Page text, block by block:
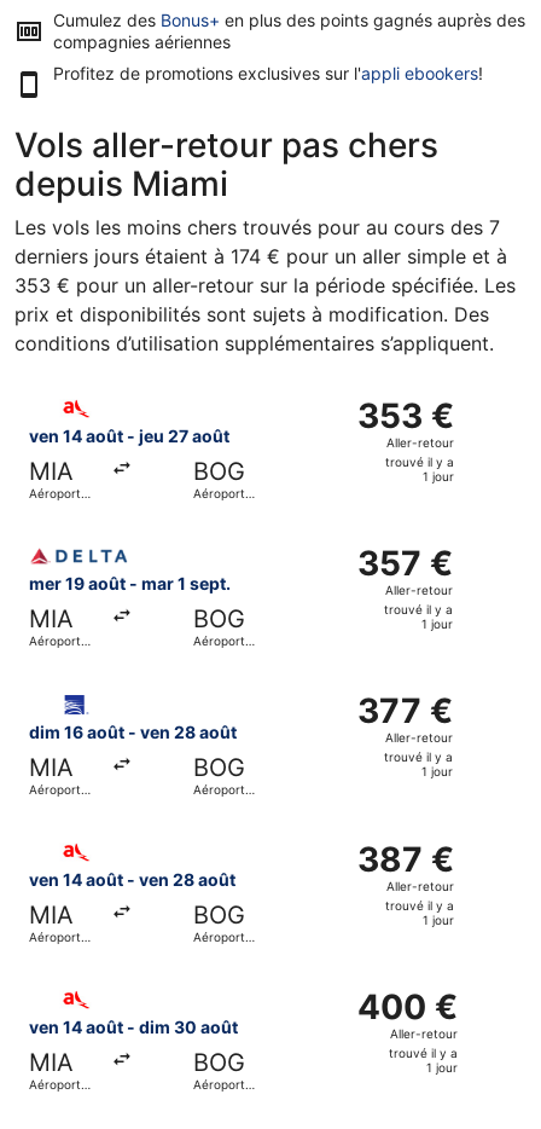
Cumulez des Bonus+ en plus des points gagnés auprès des
compagnies aériennes
Profitez de promotions exclusives sur l'appli ebookers!
Vols aller-retour pas chers
depuis Miami
Les vols les moins chers trouvés pour au cours des 7
derniers jours étaient à 174 € pour un aller simple et à
353 € pour un aller-retour sur la période spécifiée. Les
prix et disponibilités sont sujets à modification. Des
conditions d’utilisation supplémentaires s’appliquent.
ven 14 août - jeu 27 août
MIA
Aéroport
BOG
Aéroport
353 €
Aller-
retour,
a
1
jour
353 €
Aller-retour
trouvé il y a
1 jour
mer 19 août - mar 1 sept.
MIA
Aéroport
BOG
Aéroport
357 €
Aller-
retour,
a
1
jour
357 €
Aller-retour
trouvé il y a
1 jour
dim 16 août - ven 28 août
MIA
Aéroport
BOG
Aéroport
377 €
Aller-
retour,
a
1
jour
377 €
Aller-retour
trouvé il y a
1 jour
ven 14 août - ven 28 août
MIA
Aéroport
BOG
Aéroport
387 €
Aller-
retour,
a
1
jour
387 €
Aller-retour
trouvé il y a
1 jour
ven 14 août - dim 30 août
MIA
Aéroport
BOG
Aéroport
400 €
Aller-
retour,
400 €
Aller-retour
trouvé il y a
1 jour